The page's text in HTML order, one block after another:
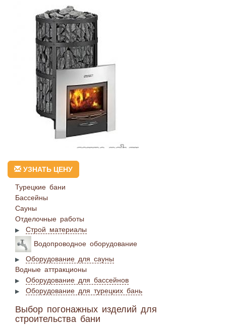
УЗНАТЬ ЦЕНУ
Турецкие бани
Бассейны
Сауны
Отделочные работы
Строй материалы
Водопроводное оборудование
Оборудование для сауны
Водные аттракционы
Оборудование для бассейнов
Оборудование для турецких бань
Выбор погонажных изделий для
строительства бани